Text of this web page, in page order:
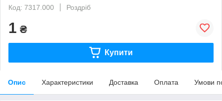
Код: 7317.000
Роздріб
1 ₴
Купити
Опис Характеристики Доставка Оплата Умови